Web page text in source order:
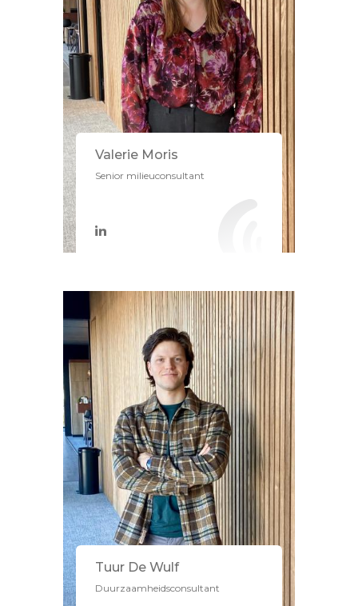
Valerie Moris
Senior milieuconsultant
Tuur De Wulf
Duurzaamheidsconsultant